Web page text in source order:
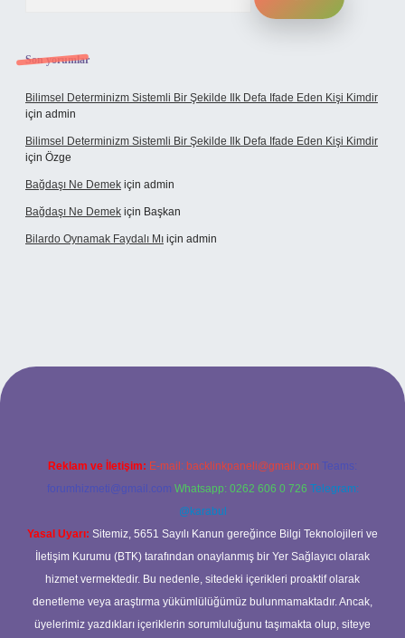
Son yorumlar
Bilimsel Determinizm Sistemli Bir Şekilde Ilk Defa Ifade Eden Kişi Kimdir
için admin
Bilimsel Determinizm Sistemli Bir Şekilde Ilk Defa Ifade Eden Kişi Kimdir
için Özge
Bağdaşı Ne Demek için admin
Bağdaşı Ne Demek için Başkan
Bilardo Oynamak Faydalı Mı için admin
Reklam ve İletişim: E-mail: backlinkpaneli@gmail.com Teams:
forumhizmeti@gmail.com Whatsapp: 0262 606 0 726 Telegram:
@karabul
Yasal Uyarı: Sitemiz, 5651 Sayılı Kanun gereğince Bilgi Teknolojileri ve
İletişim Kurumu (BTK) tarafından onaylanmış bir Yer Sağlayıcı olarak
hizmet vermektedir. Bu nedenle, sitedeki içerikleri proaktif olarak
denetleme veya araştırma yükümlülüğümüz bulunmamaktadır. Ancak,
üyelerimiz yazdıkları içeriklerin sorumluluğunu taşımakta olup, siteye